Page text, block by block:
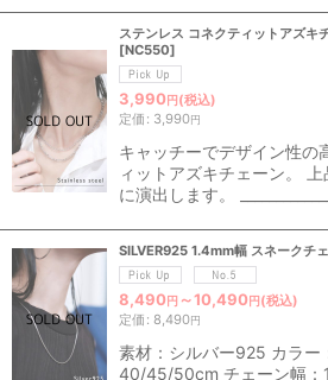
ステンレス コネクティットアズキ
[NC550]
3,990円(税込)
定価 : 3,990円
キャッチーでデザイン性の
ィットアズキチェーン。
に演出します。
SILVER925 1.4mm幅 スネークチ
8,490円 ～10,490円(税込)
定価 : 8,490円
素材：シルバー925 カラー
40/45/50cm チェーン幅：